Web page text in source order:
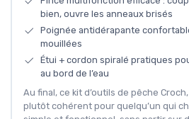
bien, ouvre les anneaux brisés
Poignée antidérapante
mouillées
Étui + cordon spiralé pratiques
au bord de l’eau
Au final, ce kit d’outils de pêche
plutôt cohérent pour quelqu’un qui